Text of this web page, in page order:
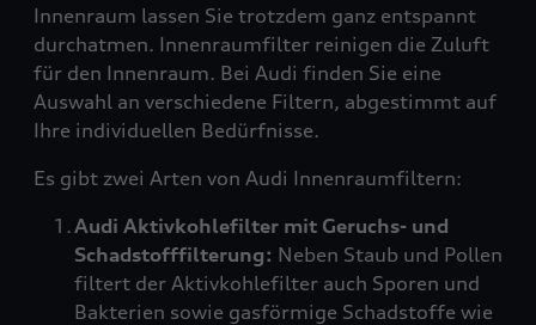
Innenraum lassen Sie trotzdem ganz entspannt
durchatmen. Innenraumfilter reinigen die Zuluft
für den Innenraum. Bei Audi finden Sie eine
Auswahl an verschiedene Filtern, abgestimmt auf
Ihre individuellen Bedürfnisse.
Es gibt zwei Arten von Audi Innenraumfiltern:
Audi Aktivkohlefilter mit Geruchs- und
Schadstofffilterung: Neben Staub und Pollen
filtert der Aktivkohlefilter auch Sporen und
Bakterien sowie gasförmige Schadstoffe wie